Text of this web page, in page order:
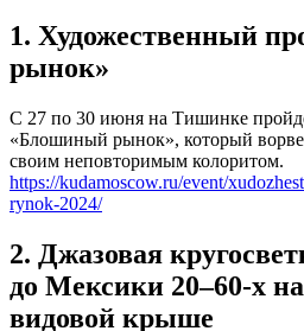
1. Художественный
рынок»
С 27 по 30 июня на Тишинке
«Блошиный рынок», который
своим неповторимым колоритом.
https://kudamoscow.ru/event/
rynok-2024/
2. Джазовая
до Мексики 20–60-х
видовой крыше